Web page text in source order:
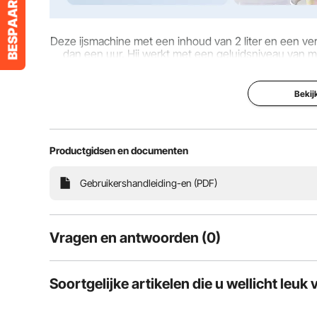
Deze ijsmachine met een inhoud van 2 liter en een
dan een uur. Hij werkt met een geluidsniveau van
Productgidsen en documenten
Gebruikershandleiding-en (PDF)
Vragen en antwoorden (0)
Is het product duurzaam? ...
Soortgelijke artikelen die u wellicht leuk